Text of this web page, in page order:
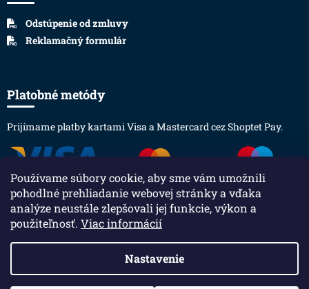
Používame súbory cookie, aby sme vám umožnili
pohodlné prehliadanie webovej stránky a vďaka
analýze neustále zlepšovali jej funkcie, výkon a
použiteľnosť. Viac informácií
Nastavenie
Odstúpenie od zmluvy
Reklamačný formulár
Platobné metódy
Prijímame platby kartami Visa a Mastercard cez Shoptet Pay.